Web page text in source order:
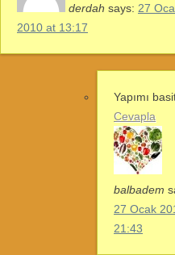
derdah says: 27
2010 at 13:17
Yapımı
Cevapla
balbadem
27 Ocak
21:43